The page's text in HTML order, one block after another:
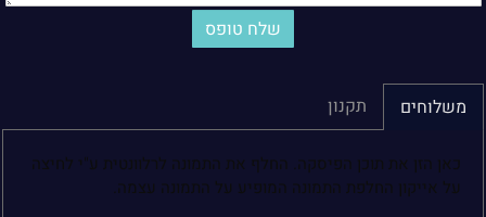
משלוחים תקנון
כאן הזן את תוכן הפיסקה. החלף את התמונה לרלוונטית ע"י לחיצה
על אייקון החלפת התמונה המופיע על התמונה עצמה.